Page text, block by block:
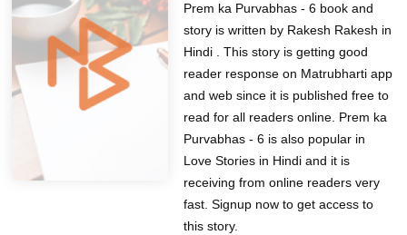
Prem ka Purvabhas - 6 book and
story is written by Rakesh Rakesh in
Hindi . This story is getting good
reader response on Matrubharti app
and web since it is published free to
read for all readers online. Prem ka
Purvabhas - 6 is also popular in
Love Stories in Hindi and it is
receiving from online readers very
fast. Signup now to get access to
this story.